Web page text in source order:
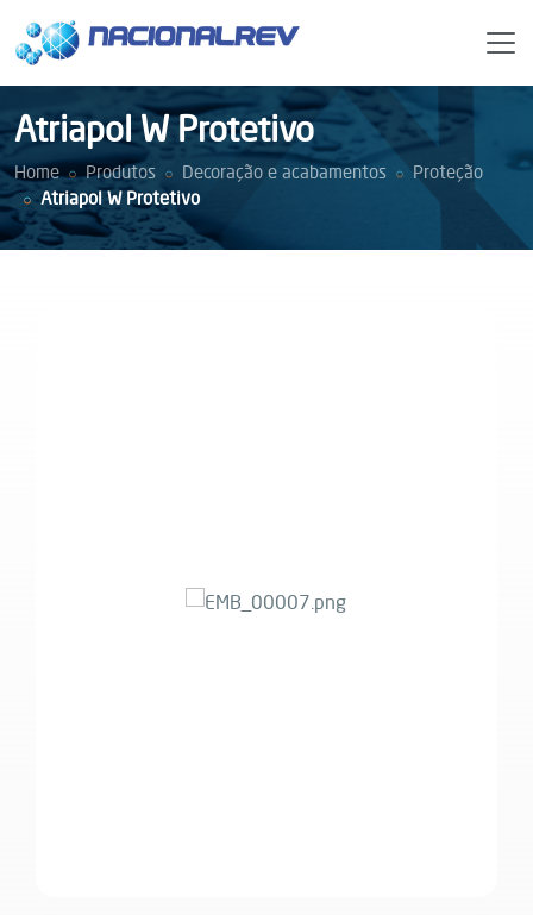
Atriapol W Protetivo
Home Produtos Decoração e acabamentos
Proteção
Atriapol W Protetivo